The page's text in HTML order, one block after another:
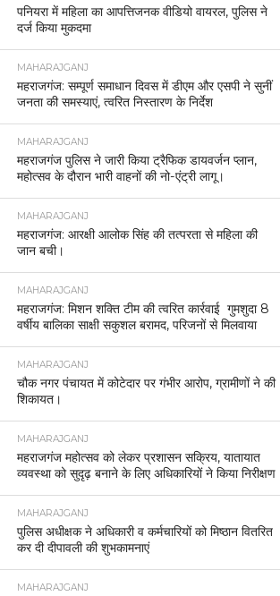
पनियरा में महिला का आपत्तिजनक वीडियो वायरल, पुलिस ने
दर्ज किया मुकदमा
MAHARAJGANJ
महराजगंज: सम्पूर्ण समाधान दिवस में डीएम और एसपी ने सुनीं
जनता की समस्याएं, त्वरित निस्तारण के निर्देश
MAHARAJGANJ
महराजगंज पुलिस ने जारी किया ट्रैफिक डायवर्जन प्लान,
महोत्सव के दौरान भारी वाहनों की नो-एंट्री लागू।
MAHARAJGANJ
महराजगंज: आरक्षी आलोक सिंह की तत्परता से महिला की
जान बची।
MAHARAJGANJ
महराजगंज: मिशन शक्ति टीम की त्वरित कार्रवाई गुमशुदा 8
वर्षीय बालिका साक्षी सकुशल बरामद, परिजनों से मिलवाया
MAHARAJGANJ
चौक नगर पंचायत में कोटेदार पर गंभीर आरोप, ग्रामीणों ने की
शिकायत।
MAHARAJGANJ
महराजगंज महोत्सव को लेकर प्रशासन सक्रिय, यातायात
व्यवस्था को सुदृढ़ बनाने के लिए अधिकारियों ने किया निरीक्षण
MAHARAJGANJ
पुलिस अधीक्षक ने अधिकारी व कर्मचारियों को मिष्ठान वितरित
कर दी दीपावली की शुभकामनाएं
MAHARAJGANJ